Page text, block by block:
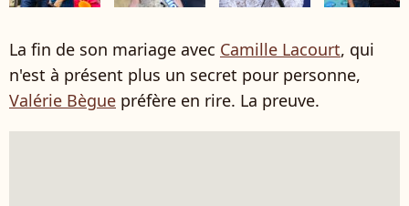
La fin de son mariage avec Camille Lacourt, qui
n'est à présent plus un secret pour personne,
Valérie Bègue préfère en rire. La preuve.